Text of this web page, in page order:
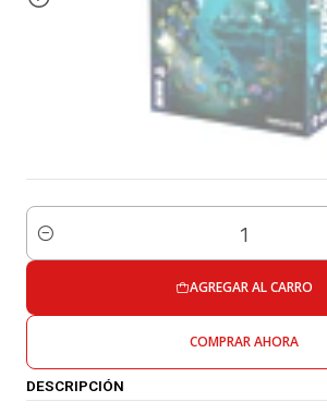
Cantidad
AGREGAR AL CARRO
COMPRAR AHORA
DESCRIPCIÓN